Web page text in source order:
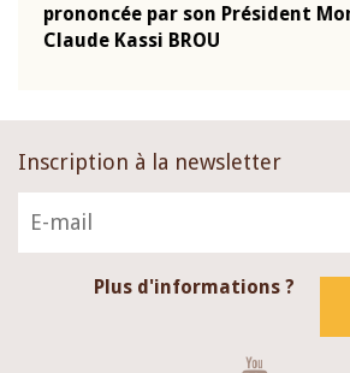
prononcée par son Président
Claude Kassi BROU
Inscription à la newsletter
Plus d'informations ?